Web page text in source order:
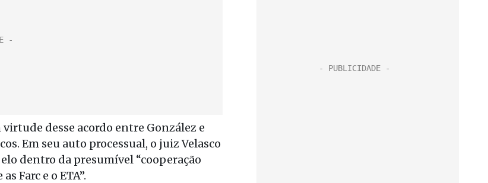
virtude desse acordo entre González e
Em seu auto processual, o juiz Velasco
dentro da presumível “cooperação
Farc e o ETA”.